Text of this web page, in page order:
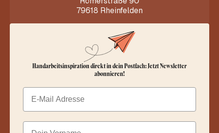
79618 Rheinfelden
Handarbeitsinspiration direkt in dein Postfach: Jetzt Newsletter
abonnieren!
Email
Dein Vorname